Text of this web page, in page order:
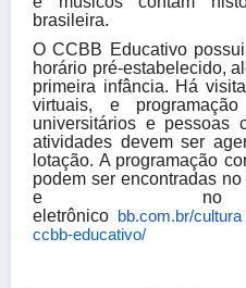
brasileira.
O CCBB Educativo
horário pré-estabelecido,
primeira infância. Há
virtuais, e
universitários e pessoas
atividades devem ser
lotação. A programação
podem ser encontradas
e no
eletrônico
bb.com.br/cultura
ccbb-educativo/